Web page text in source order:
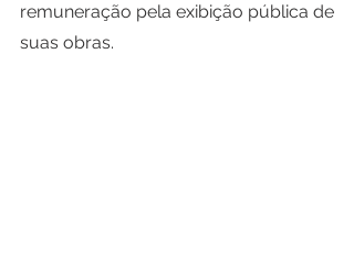
remuneração pela exibição pública de
suas obras.